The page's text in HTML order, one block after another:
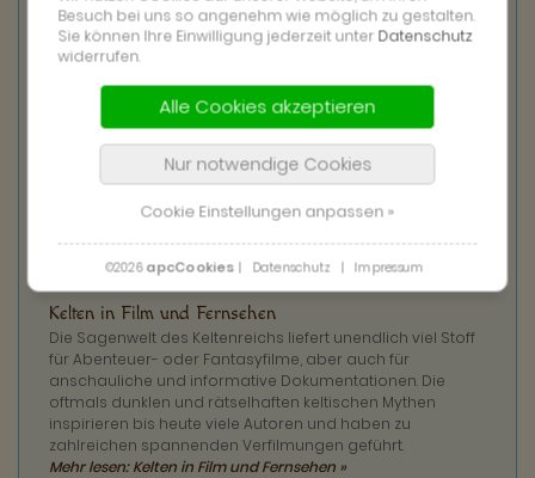
Lieferanten von Informationen zum Leben der Kelten
liefern Ausgrabungsstätten in ganz Europa.
Mehr lesen: Keltische Ausgrabungen »
Keltische Siedlungen
Jahrhunderts v. Chr. hin errichteten die Kelten entlang ihrer
Handelsstraßen befestigte Oppida, städtische
Siedlungen. Viele Überreste dieser Siedlungen lassen sich
noch heute besichtigen, ein faszinierendes Zeugnis der
Kelten in Deutschland.
Mehr lesen: Keltische Siedlungen »
Kelten in Film und Fernsehen
Die Sagenwelt des Keltenreichs liefert unendlich viel Stoff
für Abenteuer- oder Fantasyfilme, aber auch für
anschauliche und informative Dokumentationen. Die
oftmals dunklen und rätselhaften keltischen Mythen
inspirieren bis heute viele Autoren und haben zu
zahlreichen spannenden Verfilmungen geführt.
Mehr lesen: Kelten in Film und Fernsehen »
Besuch bei uns so angenehm wie möglich zu gestalten.
Sie können Ihre Einwilligung jederzeit unter Datenschutz
widerrufen.
Alle Cookies akzeptieren
Nur notwendige Cookies
Cookie Einstellungen anpassen »
©2026 apcCookies | Datenschutz | Impressum